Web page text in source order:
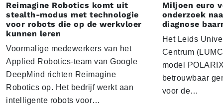
Reimagine Robotics komt uit
stealth-modus met technologie
voor robots die op de werkvloer
kunnen leren
Voormalige medewerkers van het
Applied Robotics-team van Google
DeepMind richten Reimagine
Robotics op. Het bedrijf werkt aan
intelligente robots voor…
Miljoen euro
onderzoek
diagnose
Het Leids
Centrum
model
betrouwbaar
voor de…